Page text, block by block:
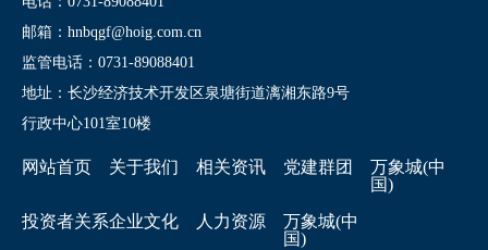
邮箱：hnbqgf@hoig.com.cn
监管电话：0731-89088401
地址：长沙经济技术开发区泉塘街道漓湘东路9号
行政中心101室10楼
网站首页 关于我们 相关资讯 党建群团
万象城(中
国)
投资者关系企业文化 人力资源
万象城(中
国)